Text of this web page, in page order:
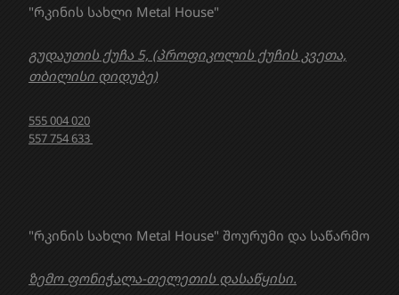
"რკინის სახლი Metal House" შოურუმი და საწარმო
ზემო ფონიჭალა-თელეთის დასაწყისი.
"რკინის სახლი Metal House"
გუდაუთის ქუჩა 5, (პროფიკოლის ქუჩის კვეთა,
თბილისი დიდუბე)
555 004 020
557 754 633